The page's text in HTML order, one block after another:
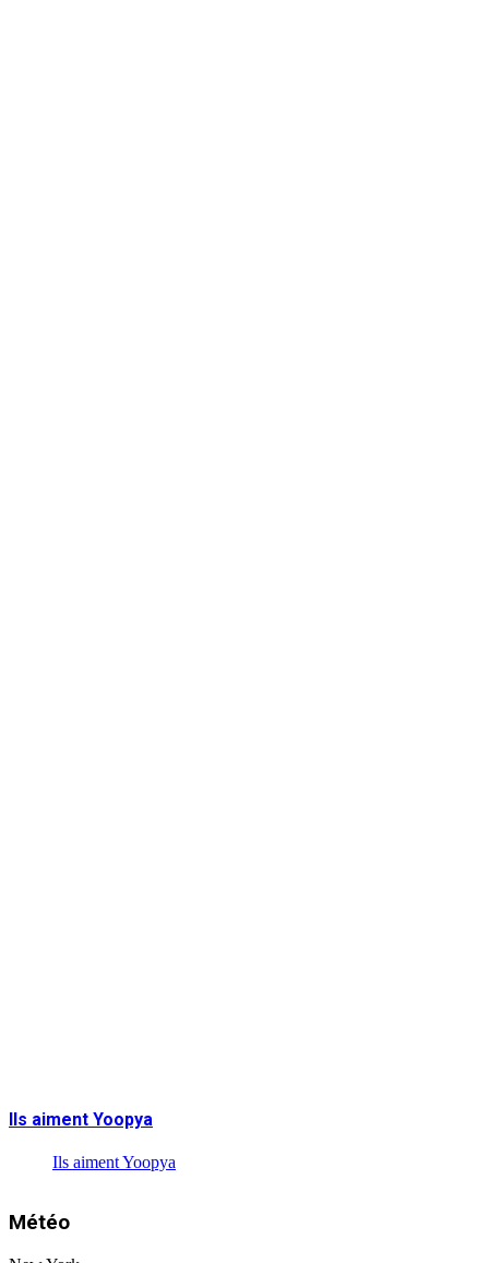
Ils aiment Yoopya
Ils aiment Yoopya
Météo